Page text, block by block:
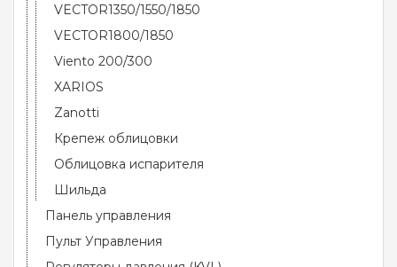
VECTOR1350/1550/1850
VECTOR1800/1850
Viento 200/300
XARIOS
Zanotti
Крепеж облицовки
Облицовка испарителя
Шильда
Панель управления
Пульт Управления